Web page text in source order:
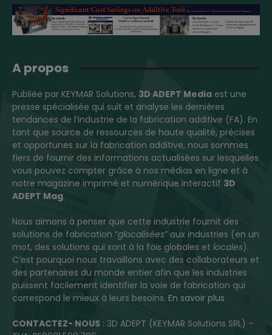
A propos
Publiée par KEYMAR Solutions, 3D ADEPT Media est une
presse spécialisée qui suit et analyse les dernières
tendances de l’industrie de la fabrication additive (FA). En
tant que source de ressources de haute qualité, précises
et opportunes sur la fabrication additive, nous sommes
fiers de fournir des informations actualisées sur lesquelles
vous pouvez compter grâce à nos médias en ligne et à
notre magazine imprimé et numérique interactif 3D
ADEPT Mag.
Nous aimons à penser que cette industrie fournit des
solutions de fabrication “glocalisées” aux industries (en un
mot, des solutions qui sont à la fois globales et locales).
C’est pourquoi nous travaillons avec des collaborateurs et
des partenaires du monde entier afin que les industries
puissent facilement identifier la voie de fabrication qui
correspond le mieux à leurs besoins. En savoir plus
CONTACTEZ- NOUS : 3D ADEPT (KEYMAR Solutions SRL) –